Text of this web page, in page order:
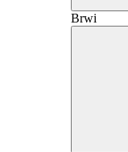
Brwi